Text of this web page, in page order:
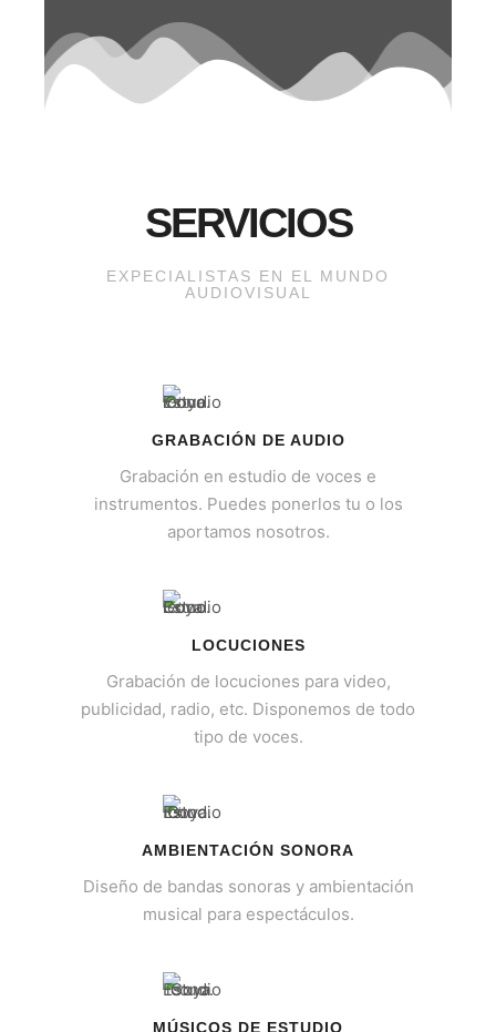
SERVICIOS
EXPECIALISTAS EN EL MUNDO
AUDIOVISUAL
GRABACIÓN DE AUDIO
Grabación en estudio de voces e
instrumentos. Puedes ponerlos tu o los
aportamos nosotros.
LOCUCIONES
Grabación de locuciones para video,
publicidad, radio, etc. Disponemos de todo
tipo de voces.
AMBIENTACIÓN SONORA
Diseño de bandas sonoras y ambientación
musical para espectáculos.
MÚSICOS DE ESTUDIO